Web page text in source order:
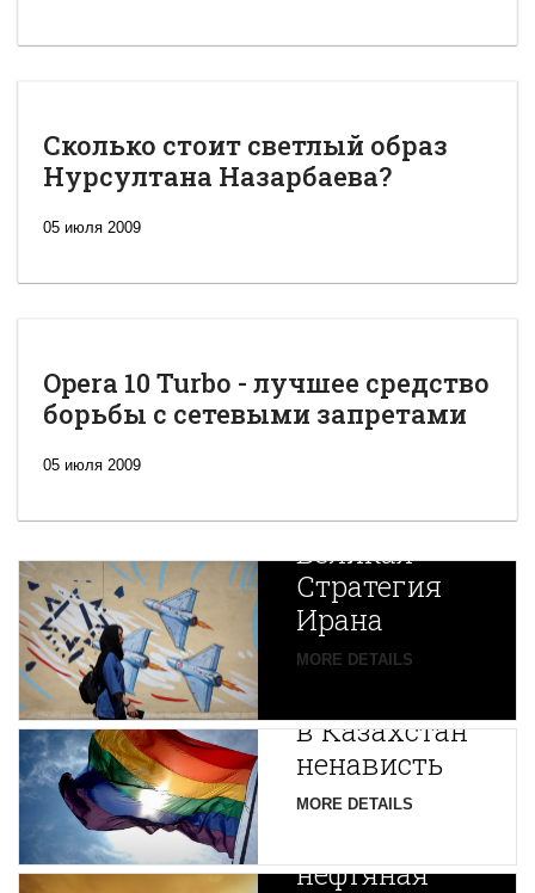
Сколько стоит светлый образ
Нурсултана Назарбаева?
05 июля 2009
Opera 10 Turbo - лучшее средство
борьбы с сетевыми запретами
05 июля 2009
Новая
Великая
Стратегия
Ирана
MORE DETAILS
Путин
в Казахстан
ненависть
MORE DETAILS
Центральной
Азии
зарождается
нефтяная